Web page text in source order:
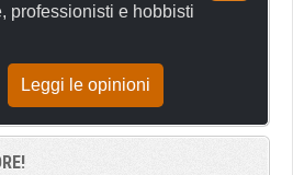
professionisti e hobbisti
Leggi le opinioni